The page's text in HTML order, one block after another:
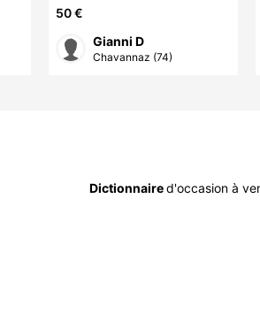
Prospection Détecteur
50 €
Gianni D
Chavannaz (74)
Dictionnaired'occasion à